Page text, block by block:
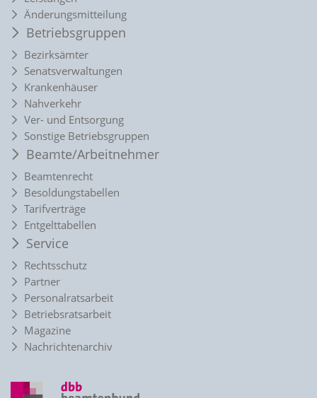
Änderungsmitteilung
Betriebsgruppen
Bezirksämter
Senatsverwaltungen
Krankenhäuser
Nahverkehr
Ver- und Entsorgung
Sonstige Betriebsgruppen
Beamte/Arbeitnehmer
Beamtenrecht
Besoldungstabellen
Tarifverträge
Entgelttabellen
Service
Rechtsschutz
Partner
Personalratsarbeit
Betriebsratsarbeit
Magazine
Nachrichtenarchiv